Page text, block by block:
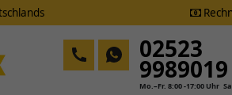
02523
9989019
Mo.–Fr. 8:00 -17:00 Uhr